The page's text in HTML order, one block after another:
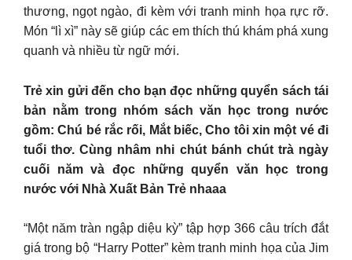
thương, ngọt ngào, đi kèm với tranh minh họa rực rỡ.
Món “lì xì” này sẽ giúp các em thích thú khám phá xung
quanh và nhiều từ ngữ mới.
Trẻ xin gửi đến cho bạn đọc những quyển sách tái
bản nằm trong nhóm sách văn học trong nước
gồm: Chú bé rắc rối, Mắt biếc, Cho tôi xin một vé đi
tuổi thơ. Cùng nhâm nhi chút bánh chút trà ngày
cuối năm và đọc những quyển văn học trong
nước với Nhà Xuất Bản Trẻ nhaaa
“Một năm tràn ngập diệu kỳ” tập hợp 366 câu trích đắt
giá trong bộ “Harry Potter” kèm tranh minh họa của Jim